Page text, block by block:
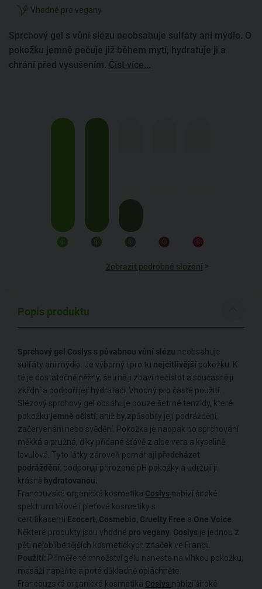
Vhodné pro vegany
Sprchový gel s vůní slézu neobsahuje sulfáty ani mýdlo. O
pokožku jemně pečuje již během mytí, hydratuje ji a
chrání před vysušením. Číst více...
Zobrazit podrobné složení >
Popis produktu
Sprchový gel Coslys s půvabnou vůní slézu neobsahuje
sulfáty ani mýdlo. Je výborný i pro tu nejcitlivější pokožku. K
té je dostatečně něžný, šetrně ji zbaví nečistot a současně ji
zklidní a podpoří její hydrataci. Vhodný pro časté použití.
Slézový sprchový gel obsahuje pouze šetrné tenzidy, které
pokožku jemně očistí, aniž by způsobily její podráždění,
začervenání nebo svědění. Pokožka je naopak po sprchování
měkká a pružná, díky přidané šťávě z aloe vera a kyselině
levulové. Tyto látky zároveň pomáhají předcházet
podráždění, podporují přirozené pH pokožky a udržují ji
krásně hydratovanou.
Francouzská organická kosmetika Coslys nabízí široké
spektrum tělové i pleťové kosmetiky s
certifikacemi Ecocert, Cosmebio, Cruelty Free a One Voice.
Některé produkty jsou vhodné pro vegany. Coslys je jednou z
pěti nejoblíbenějších kosmetických značek ve Francii.
Použití: Přiměřené množství gelu naneste na vlhkou pokožku,
masáží napěňte a poté důkladně opláchněte.
Francouzská organická kosmetika Coslys nabízí široké